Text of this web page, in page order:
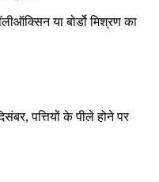
या बोर्डो मिश्रण का
पत्तियों के पीले होने पर